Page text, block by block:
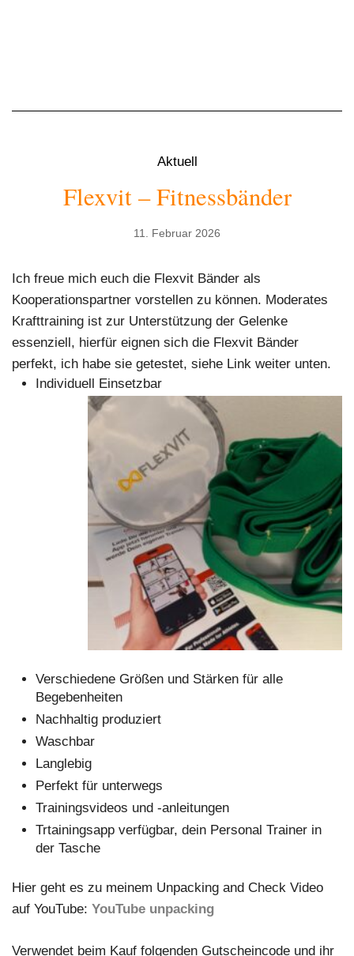
Aktuell
Flexvit – Fitnessbänder
11. Februar 2026
Ich freue mich euch die Flexvit Bänder als
Kooperationspartner vorstellen zu können. Moderates
Krafttraining ist zur Unterstützung der Gelenke
essenziell, hierfür eignen sich die Flexvit Bänder
perfekt, ich habe sie getestet, siehe Link weiter unten.
Individuell Einsetzbar
Verschiedene Größen und Stärken für alle
Begebenheiten
Nachhaltig produziert
Waschbar
Langlebig
Perfekt für unterwegs
Trainingsvideos und -anleitungen
Trtainingsapp verfügbar, dein Personal Trainer in
der Tasche
Hier geht es zu meinem Unpacking and Check Video
auf YouTube: YouTube unpacking
Verwendet beim Kauf folgenden Gutscheincode und ihr